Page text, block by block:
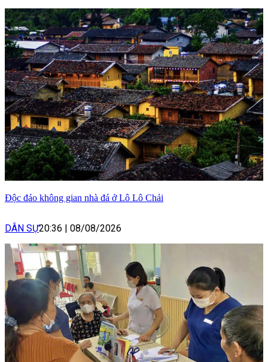
Độc đáo không gian nhà đá ở Lô Lô Chải
DÂN SỰ20:36 08/08/2026